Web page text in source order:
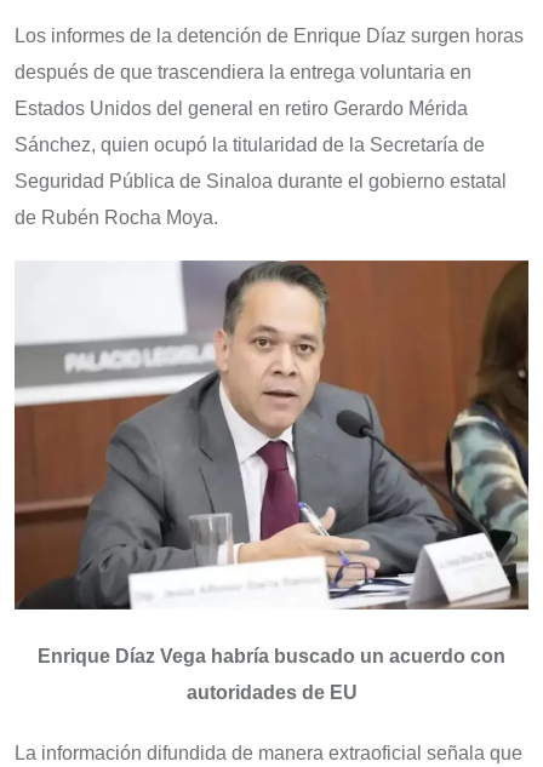
Los informes de la detención de Enrique Díaz surgen horas
después de que trascendiera la entrega voluntaria en
Estados Unidos del general en retiro Gerardo Mérida
Sánchez, quien ocupó la titularidad de la Secretaría de
Seguridad Pública de Sinaloa durante el gobierno estatal
de Rubén Rocha Moya.
Enrique Díaz Vega habría buscado un acuerdo con
autoridades de EU
La información difundida de manera extraoficial señala que